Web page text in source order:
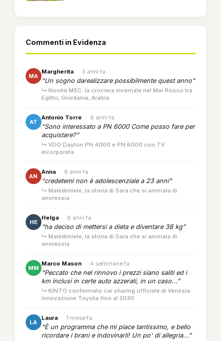
Commenti in Evidenza
MA
Margherita · 3 anni fa
“Un sogno darealizzare possibilmente quest anno”
↳ Novità MSC: la crociera invernale nel Mar Rosso tra
Egitto, Giordania, Arabia
AT
Antonio Torre · 6 anni fa
“Sono interessato a PN 6000 Come posso fare per
acquistare?”
↳ VDO Dayton PN 4000 e PN 6000 con TV
incorporata
AN
Anna · 6 anni fa
“credetemi non è adolescenziale a 23 anni”
↳ Maledimiele, la storia di Sara che si ammala di
anoressia
HE
Helga · 6 anni fa
“ha deciso di mettersi a dieta e diventare 38 kg”
↳ Maledimiele, la storia di Sara che si ammala di
anoressia
MM
Marco Mason · 4 settimane fa
“Peccato che nel rinnovo i prezzi siano saliti ed i
km inclusi in certe auto azzerati, in un caso...”
↳ KINTO confermato car sharing ufficiale di Venezia:
innovazione Toyota fino al 2030
LA
Laura · 1 mese fa
“È un programma che mi piace tantissimo, e bello
ricordare i brani e indovinarli! Un po' di allegria...”